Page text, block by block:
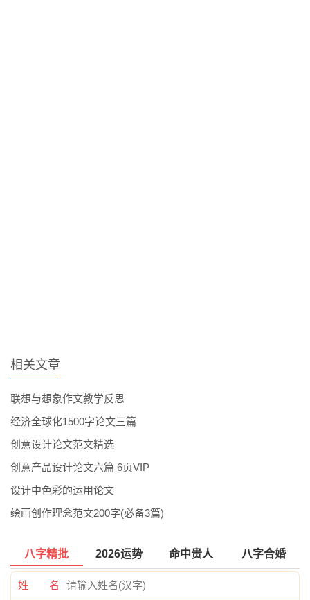
相关文章
联想与想象作文教学反思
经济全球化1500字论文三篇
创意设计论文范文精选
创意产品设计论文六篇 6页VIP
设计中色彩的运用论文
绘画创作理念范文200字(必备3篇)
八字精批 2026运势 命中贵人 八字合婚
姓 名